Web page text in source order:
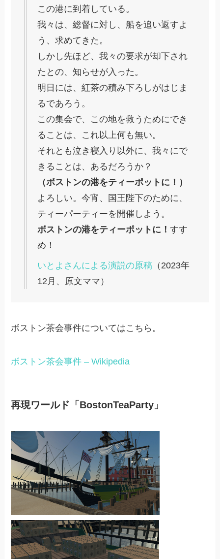
この港に到着している。
我々は、総督に対し、船を追い返すよ
う、求めてきた。
しかし先ほど、我々の要求が却下され
たとの、知らせが入った。
明日には、紅茶の積み下ろしがはじま
るであろう。
この集会で、この地を救うためにでき
ることは、これ以上何も無い。
それとも泣き寝入り以外に、我々にで
きることは、あるだろうか？
（ボストンの港をティーポットに！）
よろしい。今宵、国王陛下のために、
ティーパーティーを開催しよう。
ボストンの港をティーポットに！すす
め！
いとよさんによる演説の原稿 （2023年
12月、原文ママ）
ボストン茶会事件についてはこちら。
ボストン茶会事件 – Wikipedia
再現ワールド「BostonTeaParty」